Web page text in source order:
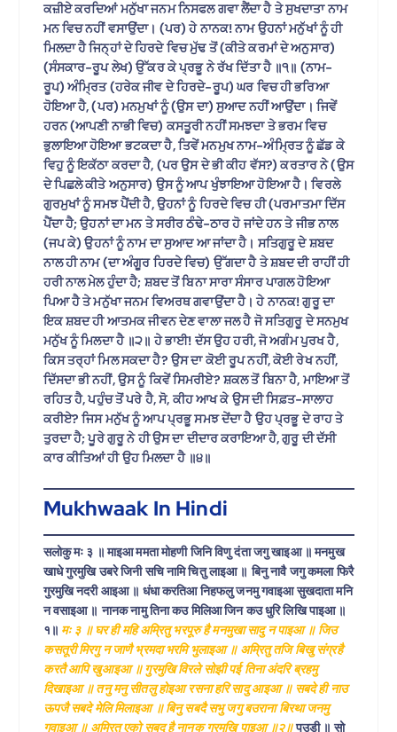
ਕਜ਼ੀਏ ਕਰਦਿਆਂ ਮਨੁੱਖਾ ਜਨਮ ਨਿਸਫਲ ਗਵਾ ਲੈਂਦਾ ਹੈ ਤੇ ਸੁਖਦਾਤਾ ਨਾਮ
ਮਨ ਵਿਚ ਨਹੀਂ ਵਸਾਉਂਦਾ। (ਪਰ) ਹੇ ਨਾਨਕ! ਨਾਮ ਉਹਨਾਂ ਮਨੁੱਖਾਂ ਨੂੰ ਹੀ
ਮਿਲਦਾ ਹੈ ਜਿਨ੍ਹਾਂ ਦੇ ਹਿਰਦੇ ਵਿਚ ਮੁੱਢ ਤੋਂ (ਕੀਤੇ ਕਰਮਾਂ ਦੇ ਅਨੁਸਾਰ)
(ਸੰਸਕਾਰ-ਰੂਪ ਲੇਖ) ਉੱਕਰ ਕੇ ਪ੍ਰਭੂ ਨੇ ਰੱਖ ਦਿੱਤਾ ਹੈ ॥੧॥ (ਨਾਮ-
ਰੂਪ) ਅੰਮ੍ਰਿਤ (ਹਰੇਕ ਜੀਵ ਦੇ ਹਿਰਦੇ-ਰੂਪ) ਘਰ ਵਿਚ ਹੀ ਭਰਿਆ
ਹੋਇਆ ਹੈ, (ਪਰ) ਮਨਮੁਖਾਂ ਨੂੰ (ਉਸ ਦਾ) ਸੁਆਦ ਨਹੀਂ ਆਉਂਦਾ। ਜਿਵੇਂ
ਹਰਨ (ਆਪਣੀ ਨਾਭੀ ਵਿਚ) ਕਸਤੂਰੀ ਨਹੀਂ ਸਮਝਦਾ ਤੇ ਭਰਮ ਵਿਚ
ਭੁਲਾਇਆ ਹੋਇਆ ਭਟਕਦਾ ਹੈ, ਤਿਵੇਂ ਮਨਮੁਖ ਨਾਮ-ਅੰਮ੍ਰਿਤ ਨੂੰ ਛੱਡ ਕੇ
ਵਿਹੁ ਨੂੰ ਇਕੱਠਾ ਕਰਦਾ ਹੈ, (ਪਰ ਉਸ ਦੇ ਭੀ ਕੀਹ ਵੱਸ?) ਕਰਤਾਰ ਨੇ (ਉਸ
ਦੇ ਪਿਛਲੇ ਕੀਤੇ ਅਨੁਸਾਰ) ਉਸ ਨੂੰ ਆਪ ਖੁੰਝਾਇਆ ਹੋਇਆ ਹੈ। ਵਿਰਲੇ
ਗੁਰਮੁਖਾਂ ਨੂੰ ਸਮਝ ਪੈਂਦੀ ਹੈ, ਉਹਨਾਂ ਨੂੰ ਹਿਰਦੇ ਵਿਚ ਹੀ (ਪਰਮਾਤਮਾ ਦਿੱਸ
ਪੈਂਦਾ ਹੈ; ਉਹਨਾਂ ਦਾ ਮਨ ਤੇ ਸਰੀਰ ਠੰਢੇ-ਠਾਰ ਹੋ ਜਾਂਦੇ ਹਨ ਤੇ ਜੀਭ ਨਾਲ
(ਜਪ ਕੇ) ਉਹਨਾਂ ਨੂੰ ਨਾਮ ਦਾ ਸੁਆਦ ਆ ਜਾਂਦਾ ਹੈ। ਸਤਿਗੁਰੂ ਦੇ ਸ਼ਬਦ
ਨਾਲ ਹੀ ਨਾਮ (ਦਾ ਅੰਗੂਰ ਹਿਰਦੇ ਵਿਚ) ਉੱਗਦਾ ਹੈ ਤੇ ਸ਼ਬਦ ਦੀ ਰਾਹੀਂ ਹੀ
ਹਰੀ ਨਾਲ ਮੇਲ ਹੁੰਦਾ ਹੈ; ਸ਼ਬਦ ਤੋਂ ਬਿਨਾ ਸਾਰਾ ਸੰਸਾਰ ਪਾਗਲ ਹੋਇਆ
ਪਿਆ ਹੈ ਤੇ ਮਨੁੱਖਾ ਜਨਮ ਵਿਅਰਥ ਗਵਾਉਂਦਾ ਹੈ। ਹੇ ਨਾਨਕ! ਗੁਰੂ ਦਾ
ਇਕ ਸ਼ਬਦ ਹੀ ਆਤਮਕ ਜੀਵਨ ਦੇਣ ਵਾਲਾ ਜਲ ਹੈ ਜੋ ਸਤਿਗੁਰੂ ਦੇ ਸਨਮੁਖ
ਮਨੁੱਖ ਨੂੰ ਮਿਲਦਾ ਹੈ ॥੨॥ ਹੇ ਭਾਈ! ਦੱਸ ਉਹ ਹਰੀ, ਜੋ ਅਗੰਮ ਪੁਰਖ ਹੈ,
ਕਿਸ ਤਰ੍ਹਾਂ ਮਿਲ ਸਕਦਾ ਹੈ? ਉਸ ਦਾ ਕੋਈ ਰੂਪ ਨਹੀਂ, ਕੋਈ ਰੇਖ ਨਹੀਂ,
ਦਿੱਸਦਾ ਭੀ ਨਹੀਂ, ਉਸ ਨੂੰ ਕਿਵੇਂ ਸਿਮਰੀਏ? ਸ਼ਕਲ ਤੋਂ ਬਿਨਾ ਹੈ, ਮਾਇਆ ਤੋਂ
ਰਹਿਤ ਹੈ, ਪਹੁੰਚ ਤੋਂ ਪਰੇ ਹੈ, ਸੋ, ਕੀਹ ਆਖ ਕੇ ਉਸ ਦੀ ਸਿਫ਼ਤ-ਸਾਲਾਹ
ਕਰੀਏ? ਜਿਸ ਮਨੁੱਖ ਨੂੰ ਆਪ ਪ੍ਰਭੂ ਸਮਝ ਦੇਂਦਾ ਹੈ ਉਹ ਪ੍ਰਭੂ ਦੇ ਰਾਹ ਤੇ
ਤੁਰਦਾ ਹੈ; ਪੂਰੇ ਗੁਰੂ ਨੇ ਹੀ ਉਸ ਦਾ ਦੀਦਾਰ ਕਰਾਇਆ ਹੈ, ਗੁਰੂ ਦੀ ਦੱਸੀ
ਕਾਰ ਕੀਤਿਆਂ ਹੀ ਉਹ ਮਿਲਦਾ ਹੈ ॥੪॥
Mukhwaak In Hindi
सलोकु मः ३ ॥ माइआ ममता मोहणी जिनि विणु दंता जगु खाइआ ॥ मनमुख
खाधे गुरमुखि उबरे जिनी सचि नामि चितु लाइआ ॥ बिनु नावै जगु कमला फिरै
गुरमुखि नदरी आइआ ॥ धंधा करतिआ निहफलु जनमु गवाइआ सुखदाता मनि
न वसाइआ ॥ नानक नामु तिना कउ मिलिआ जिन कउ धुरि लिखि पाइआ ॥
१॥ मः ३ ॥ घर ही महि अम्रितु भरपूरु है मनमुखा सादु न पाइआ ॥ जिउ
कसतूरी मिरगु न जाणै भ्रमदा भरमि भुलाइआ ॥ अम्रितु तजि बिखु संग्रहै
करतै आपि खुआइआ ॥ गुरमुखि विरले सोझी पई तिना अंदरि ब्रहमु
दिखाइआ ॥ तनु मनु सीतलु होइआ रसना हरि सादु आइआ ॥ सबदे ही नाउ
ऊपजै सबदे मेलि मिलाइआ ॥ बिनु सबदै सभु जगु बउराना बिरथा जनमु
गवाइआ ॥ अम्रितु एको सबदु है नानक गुरमुखि पाइआ ॥२॥पउड़ी ॥ सो